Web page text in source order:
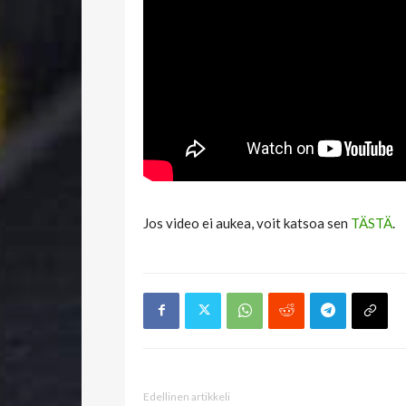
Jos video ei aukea, voit katsoa sen TÄSTÄ.
Edellinen artikkeli